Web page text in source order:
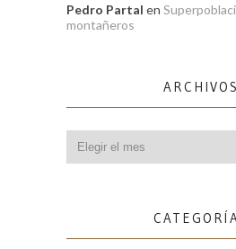
Pedro Partal en
montañeros
ARCHIVOS